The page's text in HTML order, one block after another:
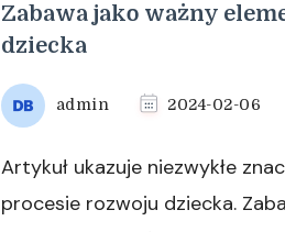
Zabawa jako ważny
dziecka
admin 2024-02-06
Artykuł ukazuje niezwykłe
procesie rozwoju dziecka.